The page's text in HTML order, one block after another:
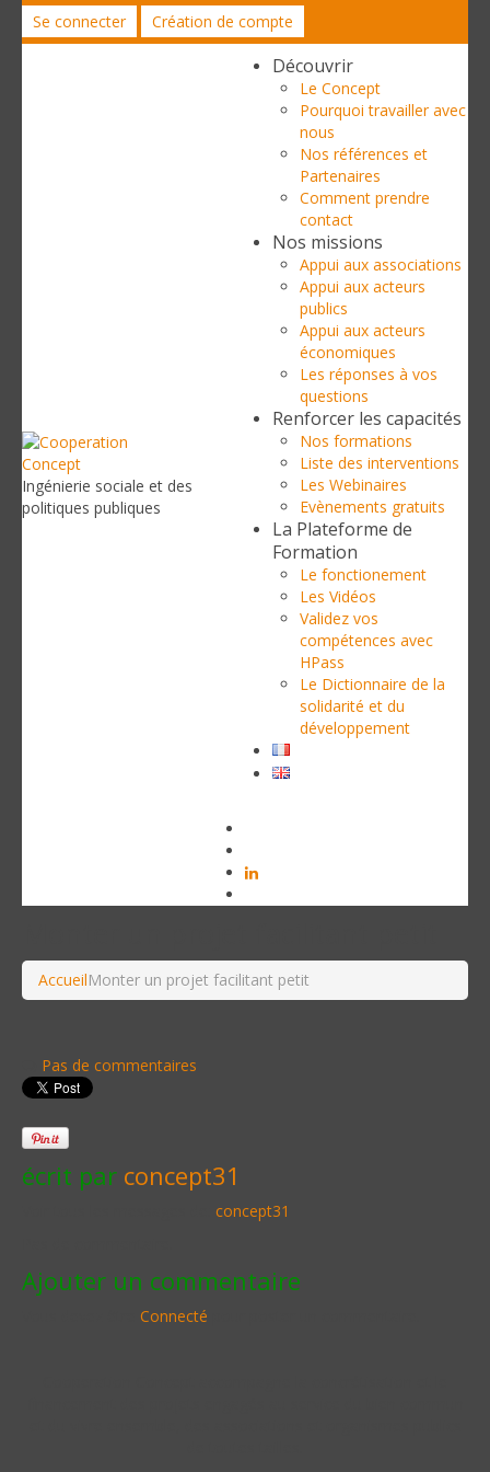
Se connecter Création de compte
Ingénierie sociale et des
politiques publiques
Découvrir
Le Concept
Pourquoi travailler avec
nous
Nos références et
Partenaires
Comment prendre
contact
Nos missions
Appui aux associations
Appui aux acteurs
publics
Appui aux acteurs
économiques
Les réponses à vos
questions
Renforcer les capacités
Nos formations
Liste des interventions
Les Webinaires
Evènements gratuits
La Plateforme de
Formation
Le fonctionement
Les Vidéos
Validez vos
compétences avec
HPass
Le Dictionnaire de la
solidarité et du
développement
AccueilMonter un projet facilitant petit
Pas de commentaires
écrit par concept31
concept31
Ajouter un commentaire
Connecté